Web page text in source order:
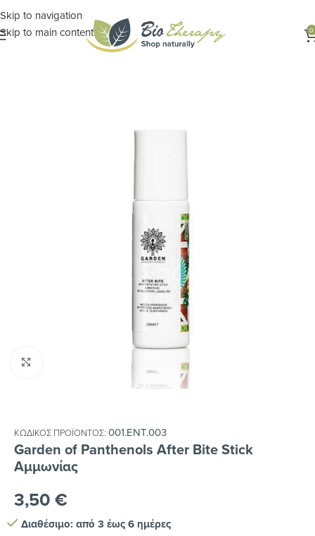
Skip to navigation
Skip to main content
0
Garden of Panthenols After Bite Stick
Αμμωνίας
ΚΩΔΙΚΌΣ ΠΡΟΪΌΝΤΟΣ: 001.ΕΝΤ.003
3,50€
Διαθέσιμο: από 3 έως 6 ημέρες